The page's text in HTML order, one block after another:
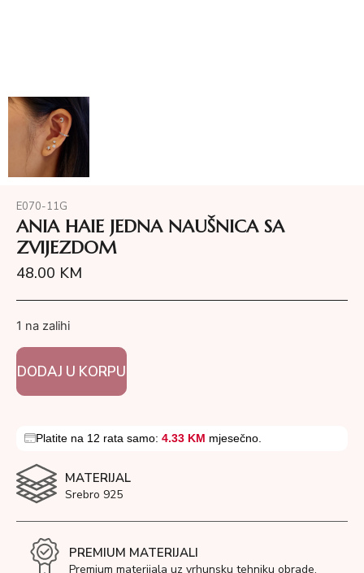
E070-11G
ANIA HAIE JEDNA NAUŠNICA SA
ZVIJEZDOM
48.00 KM
1 na zalihi
DODAJ U KORPU
Platite na 12 rata samo: 4.33 KM mjesečno.
MATERIJAL
Srebro 925
PREMIUM MATERIJALI
Premium materijala uz vrhunsku tehniku obrade.